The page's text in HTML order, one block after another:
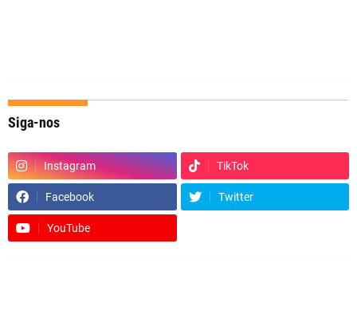
Siga-nos
Instagram TikTok
Facebook Twitter
YouTube